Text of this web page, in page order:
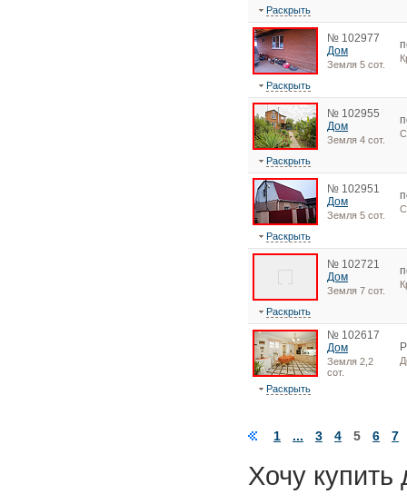
Раскрыть
№ 102977
Дом
Земля 5 сот.
Раскрыть
№ 102955
Дом
Земля 4 сот.
Раскрыть
№ 102951
Дом
Земля 5 сот.
Раскрыть
№ 102721
Дом
Земля 7 сот.
Раскрыть
№ 102617
Дом
Земля 2,2
сот.
Раскрыть
1 ... 3 4 5 6 7
Хочу купить